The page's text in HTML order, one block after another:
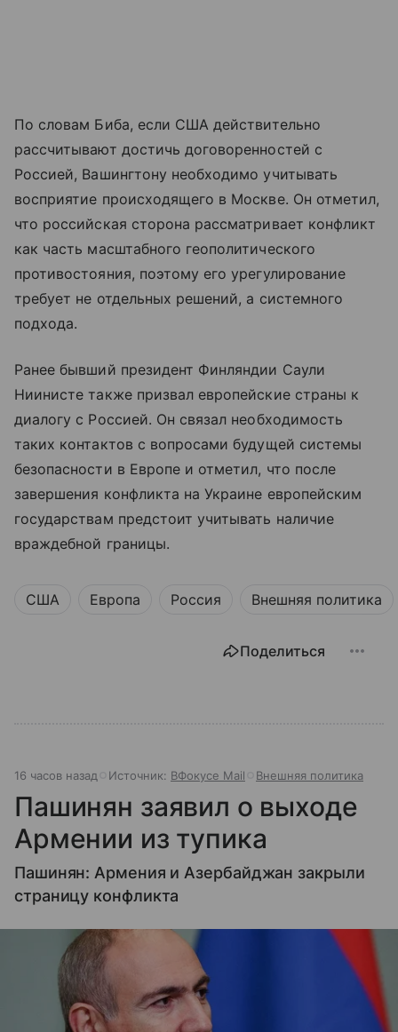
По словам Биба, если США действительно
рассчитывают достичь договоренностей с
Россией, Вашингтону необходимо учитывать
восприятие происходящего в Москве. Он отметил,
что российская сторона рассматривает конфликт
как часть масштабного геополитического
противостояния, поэтому его урегулирование
требует не отдельных решений, а системного
подхода.
Ранее бывший президент Финляндии Саули
Ниинисте также призвал европейские страны к
диалогу с Россией. Он связал необходимость
таких контактов с вопросами будущей системы
безопасности в Европе и отметил, что после
завершения конфликта на Украине европейским
государствам предстоит учитывать наличие
враждебной границы.
США Европа Россия Внешняя политика
Поделиться
16 часов назад Источник: ВФокусе Mail Внешняя политика
Пашинян заявил о выходе
Армении из тупика
Пашинян: Армения и Азербайджан закрыли
страницу конфликта